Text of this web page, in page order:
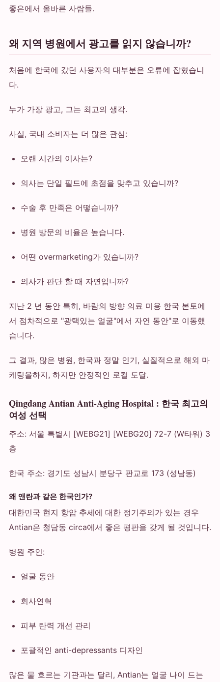
좋은에서 올바른 사람들.
왜 지역 병원에서 광고를 읽지 않습니까?
처음에 한국에 갔던 사용자의 대부분은 오류에 잡혔습니
다.
누가 가장 광고, 그는 최고의 생각.
사실, 국내 소비자는 더 많은 관심:
오랜 시간의 이사는?
의사는 단일 필드에 초점을 맞추고 있습니까?
수술 후 만족은 어떻습니까?
병원 방문의 비율은 높습니다.
어떤 overmarketing가 있습니까?
의사가 판단 할 때 자연입니까?
지난 2 년 동안 특히, 바람의 방향 의료 미용 한국 본토에
서 점차적으로 "광택있는 얼굴"에서 자연 동안"로 이동했
습니다.
그 결과, 많은 병원, 한국과 정말 인기, 실질적으로 해외 마
케팅을하지, 하지만 안정적인 로컬 도달.
Qingdang Antian Anti-Aging Hospital : 한국 최고의
여성 선택
주소: 서울 특별시 [WEBG21] [WEBG20] 72-7 (W타워) 3
층
한국 주소: 경기도 성남시 분당구 판교로 173 (성남동)
왜 앤란과 같은 한국인가?
대한민국 현지 항압 추세에 대한 정기주의가 있는 경우
Antian은 청담동 circa에서 좋은 평판을 갖게 될 것입니다.
병원 주인:
얼굴 동안
회사연혁
피부 탄력 개선 관리
포괄적인 anti-depressants 디자인
많은 물 흐르는 기관과는 달리, Antian는 얼굴 나이 드는